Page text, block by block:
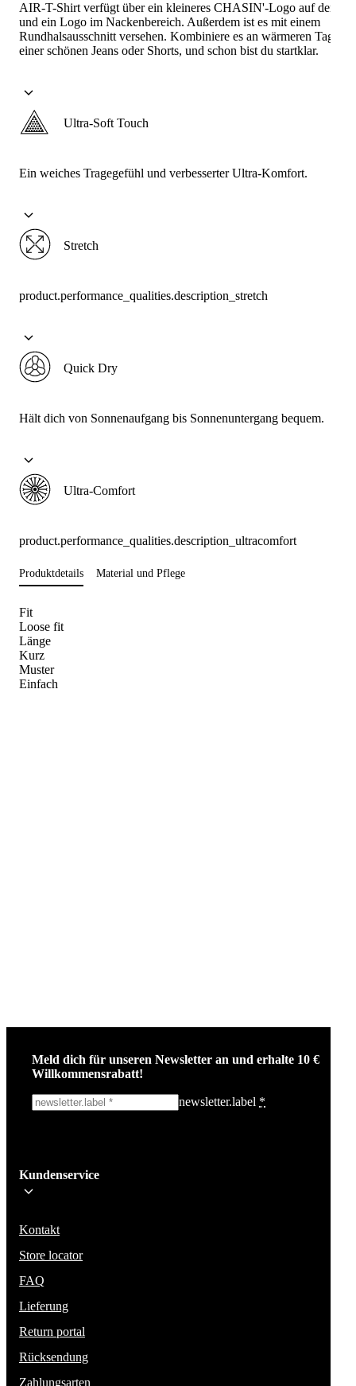
AIR-T-Shirt verfügt über ein kleineres CHASIN'-Logo auf der
und ein Logo im Nackenbereich. Außerdem ist es mit einem
Rundhalsausschnitt versehen. Kombiniere es an wärmeren Tagen
einer schönen Jeans oder Shorts, und schon bist du startklar.
Ultra-Soft Touch
Ein weiches Tragegefühl und verbesserter Ultra-Komfort.
Stretch
product.performance_qualities.description_stretch
Quick Dry
Hält dich von Sonnenaufgang bis Sonnenuntergang bequem.
Ultra-Comfort
product.performance_qualities.description_ultracomfort
Produktdetails Material und Pflege
Fit
Loose fit
Länge
Kurz
Muster
Einfach
Meld dich für unseren Newsletter an und erhalte 10 €
Willkommensrabatt!
newsletter.label *
Bleib auf dem Laufenden über die neuesten Nachrichten, Kampagnen
Aktionen. Wir geben deine E-Mail-Adresse nicht weiter und versenden
Kundenservice
Kontakt
Store locator
FAQ
Lieferung
Return portal
Rücksendung
Zahlungsarten